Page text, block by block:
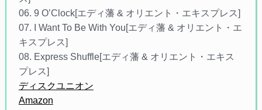
06. 9 O’Clock[エディ藩 & オリエント・エキスプレス]
07. I Want To Be With You[エディ藩 & オリエント・エ
キスプレス]
08. Express Shuffle[エディ藩 & オリエント・エキス
プレス]
ディスクユニオン
Amazon